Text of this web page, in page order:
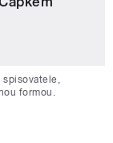
spisovatele,
formou.